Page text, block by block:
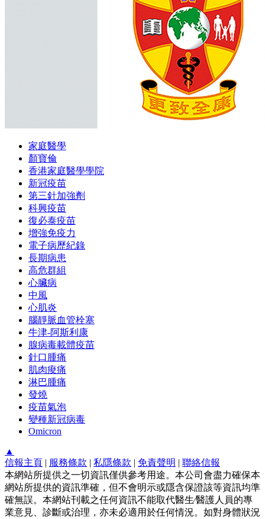
家庭醫學
顏寶倫
香港家庭醫學學院
新冠疫苗
第三針加強劑
科興疫苗
復必泰疫苗
增強免疫力
電子病歷紀錄
長期病患
高危群組
心臟病
中風
心肌炎
腦靜脈血管栓塞
牛津-阿斯利康
腺病毒載體疫苗
針口腫痛
肌肉痠痛
淋巴腫痛
發燒
疫苗氣泡
變種新冠病毒
Omicron
▲
信報主頁 | 服務條款 | 私隱條款 | 免責聲明 | 聯絡信報
本網站所提供之一切資訊僅供參考用途。本公司會盡力確保本
網站所提供的資訊準確，但不會明示或隱含保證該等資訊均準
確無誤。本網站刊載之任何資訊不能取代醫生∕醫護人員的專
業意見、診斷或治理，亦未必適用於任何情況。如對身體狀況